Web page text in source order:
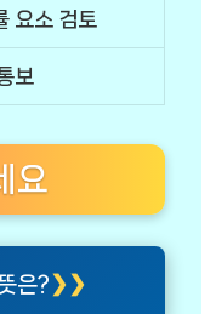
요소 검토
보
요
은?